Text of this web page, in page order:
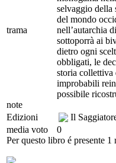
trama
selvaggio della
del mondo
nell’autarchia
sottoporrà ai
dietro ogni
obbligati, le
storia collettiva
improbabili
possibile
note
Edizioni
Il
media voto
0
Per questo libro é presente 1